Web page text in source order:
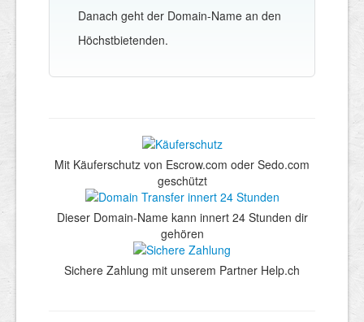
Danach geht der Domain-Name an den
Höchstbietenden.
Mit Käuferschutz von Escrow.com oder Sedo.com
geschützt
Dieser Domain-Name kann innert 24 Stunden dir
gehören
Sichere Zahlung mit unserem Partner Help.ch